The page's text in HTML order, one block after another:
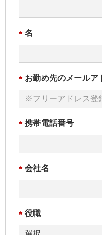
* 名
* お勤め先のメールア
* 携帯電話番号
* 会社名
* 役職